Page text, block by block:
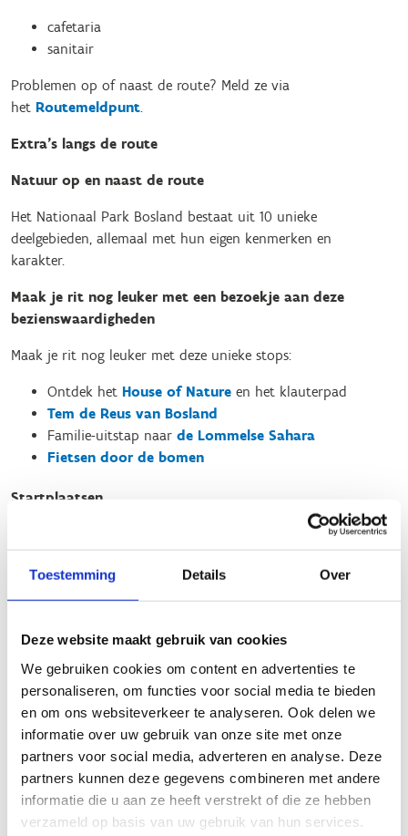
Toestemming Details Over
Deze website maakt gebruik van cookies
We gebruiken cookies om content en advertenties te
personaliseren, om functies voor social media te bieden
en om ons websiteverkeer te analyseren. Ook delen we
informatie over uw gebruik van onze site met onze
partners voor social media, adverteren en analyse. Deze
partners kunnen deze gegevens combineren met andere
informatie die u aan ze heeft verstrekt of die ze hebben
verzameld op basis van uw gebruik van hun services.
cafetaria
sanitair
Problemen op of naast de route? Meld ze via
het Routemeldpunt.
Extra’s langs de route
Natuur op en naast de route
Het Nationaal Park Bosland bestaat uit 10 unieke
deelgebieden, allemaal met hun eigen kenmerken en
karakter.
Maak je rit nog leuker met een bezoekje aan deze
bezienswaardigheden
Maak je rit nog leuker met deze unieke stops:
Ontdek het House of Nature en het klauterpad
Tem de Reus van Bosland
Familie-uitstap naar de Lommelse Sahara
Fietsen door de bomen
Startplaatsen